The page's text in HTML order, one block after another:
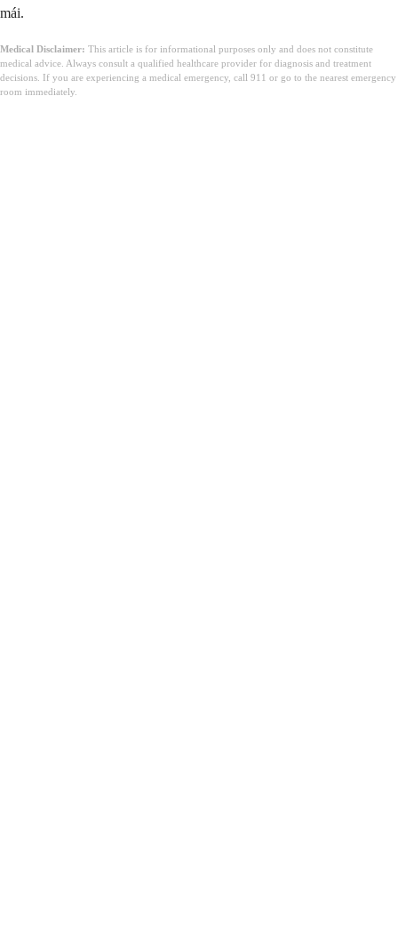
mái.
Medical Disclaimer: This article is for informational purposes only and does not constitute
medical advice. Always consult a qualified healthcare provider for diagnosis and treatment
decisions. If you are experiencing a medical emergency, call 911 or go to the nearest emergency
room immediately.